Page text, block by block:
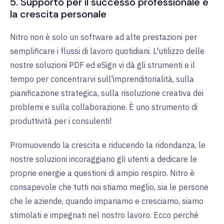
la crescita personale
Nitro non è solo un software ad alte prestazioni per
semplificare i flussi di lavoro quotidiani. L'utilizzo delle
nostre soluzioni PDF ed eSign vi dà gli strumenti e il
tempo per concentrarvi sull'imprenditorialità, sulla
pianificazione strategica, sulla risoluzione creativa dei
problemi e sulla collaborazione. È uno strumento di
produttività per i consulenti!
Promuovendo la crescita e riducendo la ridondanza, le
nostre soluzioni incoraggiano gli utenti a dedicare le
proprie energie a questioni di ampio respiro. Nitro è
consapevole che tutti noi stiamo meglio, sia le persone
che le aziende, quando impariamo e cresciamo, siamo
stimolati e impegnati nel nostro lavoro. Ecco perché